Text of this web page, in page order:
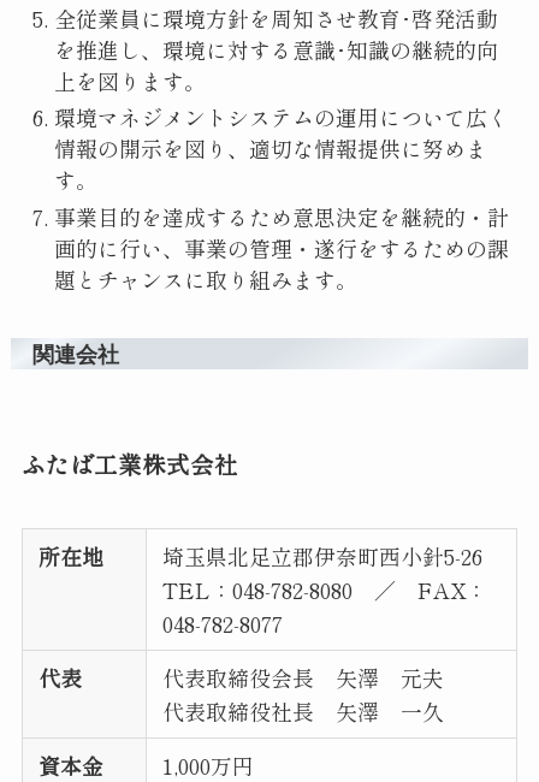
全従業員に環境方針を周知させ教育･啓発活動
を推進し、環境に対する意識･知識の継続的向
上を図ります。
環境マネジメントシステムの運用について広く
情報の開示を図り、適切な情報提供に努めま
す。
事業目的を達成するため意思決定を継続的・計
画的に行い、事業の管理・遂行をするための課
題とチャンスに取り組みます。
関連会社
ふたば工業株式会社
所在地
埼玉県北足立郡伊奈町西小針5-26
TEL：048-782-8080 ／ FAX：
048-782-8077
代表
代表取締役会長 矢澤 元夫
代表取締役社長 矢澤 一久
資本金
1,000万円